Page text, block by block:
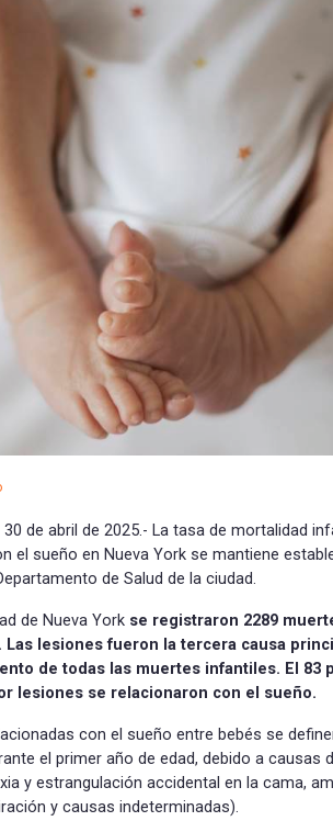
30 de abril de 2025.- La tasa de mortalidad
el sueño en Nueva York se mantiene
de Salud de la ciudad.
de Nueva York se registraron 2289
Las lesiones fueron la tercera causa
de todas las muertes infantiles. El 83
lesiones se relacionaron con el sueño.
con el sueño entre bebés se
el primer año de edad, debido a causas
y estrangulación accidental en la cama,
y causas indeterminadas).